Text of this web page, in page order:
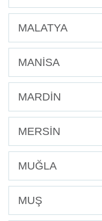
MALATYA
MANİSA
MARDİN
MERSİN
MUĞLA
MUŞ